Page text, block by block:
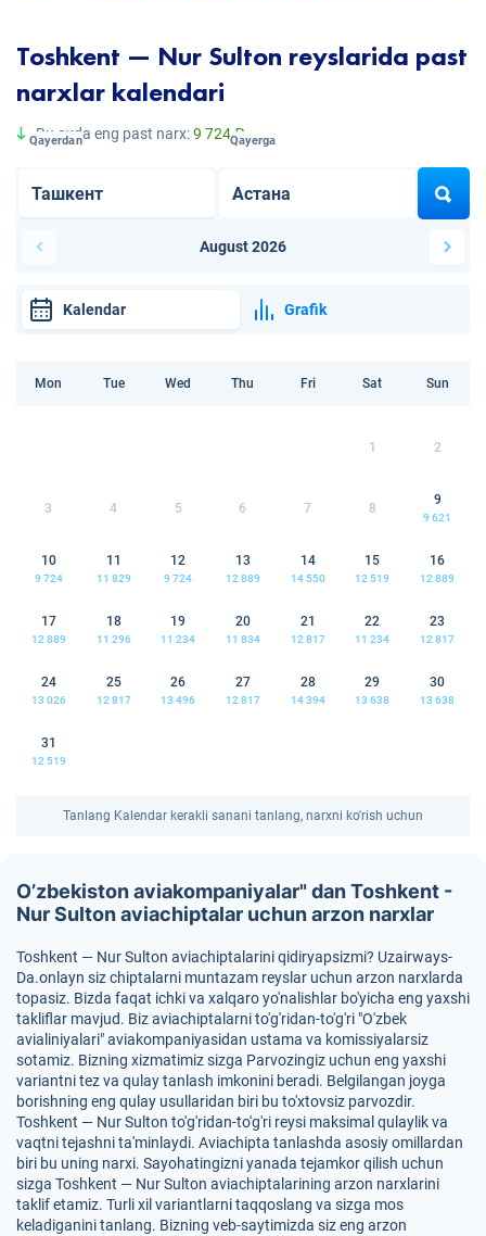
Toshkent — Nur Sulton reyslarida past
narxlar kalendari
Bu oyda eng past narx:9 724 ₽
Qayerdan Qayerga
August 2026
Kalendar Grafik
Mon Tue Wed Thu Fri Sat Sun
1 2
3 4 5 6 7 8
9
9 621
10
9 724
11
11 829
12
9 724
13
12 889
14
14 550
15
12 519
16
12 889
17
12 889
18
11 296
19
11 234
20
11 834
21
12 817
22
11 234
23
12 817
24
13 026
25
12 817
26
13 496
27
12 817
28
14 394
29
13 638
30
13 638
31
12 519
Tanlang Kalendar kerakli sanani tanlang, narxni ko'rish uchun
O’zbekiston aviakompaniyalar" dan Toshkent -
Nur Sulton aviachiptalar uchun arzon narxlar
Toshkent — Nur Sulton aviachiptalarini qidiryapsizmi? Uzairways-
Da.onlayn siz chiptalarni muntazam reyslar uchun arzon narxlarda
topasiz. Bizda faqat ichki va xalqaro yo'nalishlar bo'yicha eng yaxshi
takliflar mavjud. Biz aviachiptalarni to'g'ridan-to'g'ri "O'zbek
avialiniyalari" aviakompaniyasidan ustama va komissiyalarsiz
sotamiz. Bizning xizmatimiz sizga Parvozingiz uchun eng yaxshi
variantni tez va qulay tanlash imkonini beradi. Belgilangan joyga
borishning eng qulay usullaridan biri bu to'xtovsiz parvozdir.
Toshkent — Nur Sulton to'g'ridan-to'g'ri reysi maksimal qulaylik va
vaqtni tejashni ta'minlaydi. Aviachipta tanlashda asosiy omillardan
biri bu uning narxi. Sayohatingizni yanada tejamkor qilish uchun
sizga Toshkent — Nur Sulton aviachiptalarining arzon narxlarini
taklif etamiz. Turli xil variantlarni taqqoslang va sizga mos
keladiganini tanlang. Bizning veb-saytimizda siz eng arzon